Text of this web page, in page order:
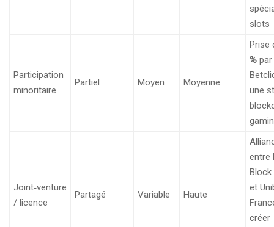
slots
Participation
minoritaire
Partiel Moyen Moyenne
Prise
% par
une
Joint‑venture
/ licence
Partagé Variable Haute
entre
Block
et
créer